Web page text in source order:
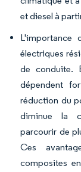
et diesel à
L'importance
électriques
de conduite.
dépendent
réduction du
diminue la
parcourir de
Ces
composites